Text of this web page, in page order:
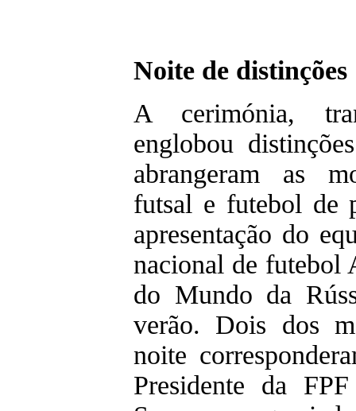
Noite de distinções
A cerimónia,
englobou
abrangeram as
futsal e futebol de
apresentação do
nacional de futebol
do Mundo da
verão. Dois dos
noite
Presidente da